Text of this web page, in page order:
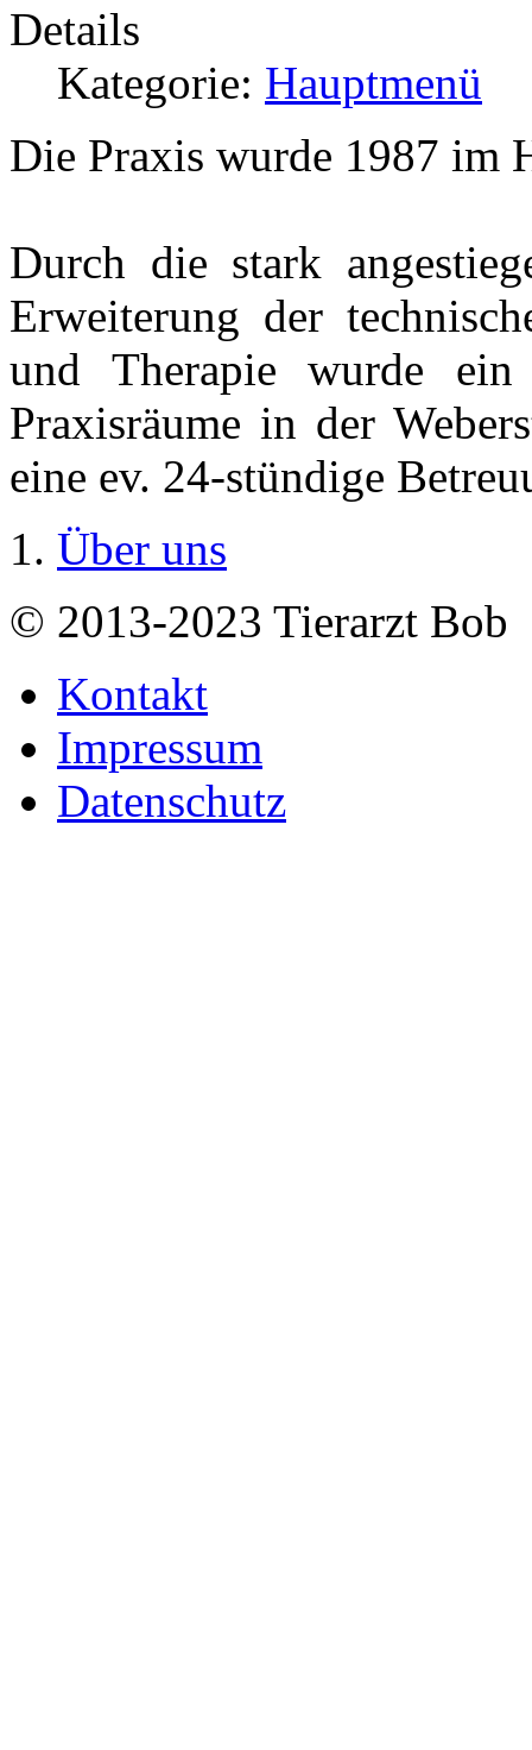
Details
Kategorie: Hauptmenü
Die Praxis wurde 1987 im
Durch die stark
Erweiterung der
und Therapie wurde
Praxisräume in der
eine ev. 24-stündige
Über uns
© 2013-2023 Tierarzt Bob
Kontakt
Impressum
Datenschutz